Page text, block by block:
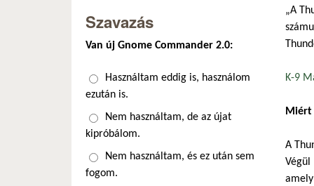
„A
K-9
Miért
A
Végül
Szavazás
Van új Gnome Commander 2.0:
Választások
Használtam eddig is, használom
ezután is.
Nem használtam, de az újat
kipróbálom.
Nem használtam, és ez után sem
fogom.